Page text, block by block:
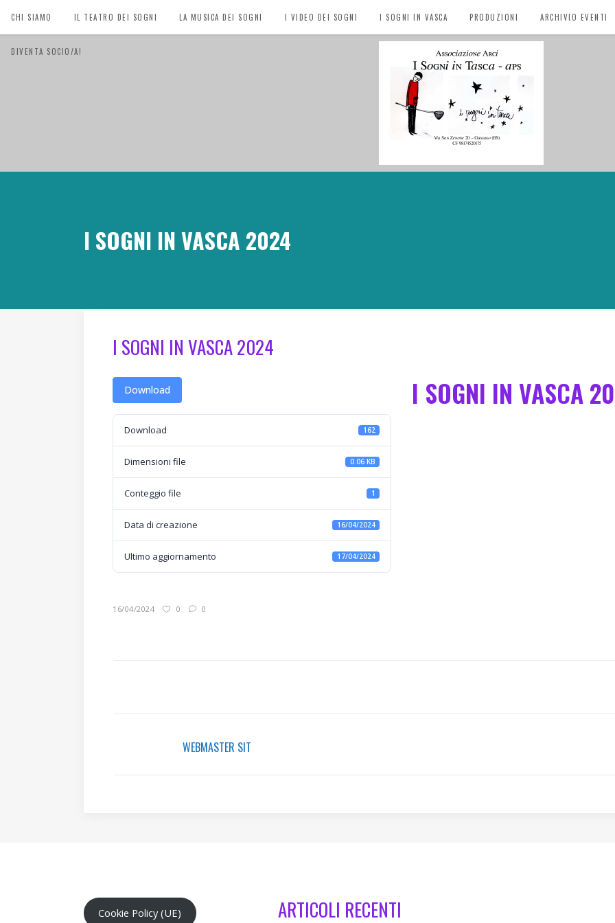
CHI SIAMO IL TEATRO DEI SOGNI LA MUSICA DEI SOGNI I VIDEO DEI SOGNI I SOGNI IN VASCA PRODUZIONI ARCHIVIO EVENTI
DIVENTA SOCIO/A!
I SOGNI IN VASCA 2024
I SOGNI IN VASCA 2024
Download
Download 162
Dimensioni file 0.06 KB
Conteggio file 1
Data di creazione 16/04/2024
Ultimo aggiornamento 17/04/2024
I SOGNI IN VASCA
16/04/2024 0 0
WEBMASTER SIT
Cookie Policy (UE) ARTICOLI RECENTI